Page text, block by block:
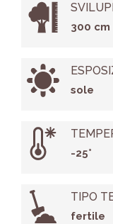
300 cm
sole
-25°
TIPO
fertile